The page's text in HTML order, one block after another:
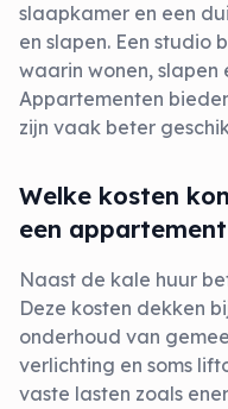
slaapkamer en een
en slapen. Een studio
waarin wonen, slapen
Appartementen
zijn vaak beter
Welke kosten
een
Naast de kale huur
Deze kosten dekken
onderhoud van
verlichting en soms
vaste lasten zoals